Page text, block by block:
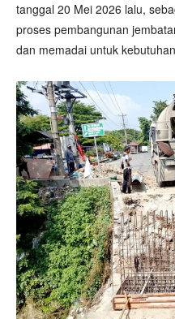
tanggal 20 Mei 2026 lalu,
proses pembangunan
dan memadai untuk